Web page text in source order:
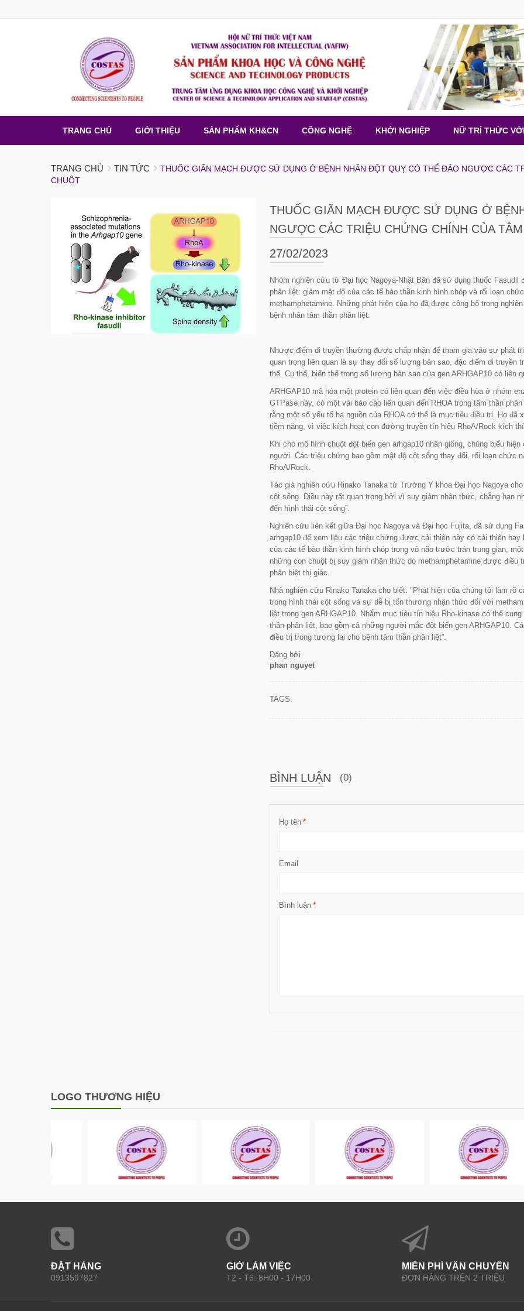
TRANG CHỦ GIỚI THIỆU SẢN PHẨM KH&CN CÔNG NGHỆ KHỞI NGHIỆP NỮ TRÍ THỨC
TRANG CHỦ TIN TỨC
THUỐC GIÃN MẠCH ĐƯỢC SỬ DỤNG Ở BỆNH NHÂN ĐỘT QUỴ CÓ THỂ ĐẢO NGƯỢC CÁC
CHUỘT
THUỐC GIÃN MẠCH ĐƯỢC SỬ DỤNG Ở
NGƯỢC CÁC TRIỆU CHỨNG CHÍNH CỦA
27/02/2023
Nhóm nghiên cứu từ Đại học Nagoya-Nhật Bản đã sử dụng thuốc
phân liệt: giảm mật độ của các tế bào thần kinh hình chóp và rối loạn
methamphetamine. Những phát hiện của họ đã được công bố trong
bệnh nhân tâm thần phân liệt.
Nhược điểm di truyền thường được chấp nhận để tham gia vào sự phát
quan trọng liên quan là sự thay đổi số lượng bản sao, đặc điểm di
thể. Cụ thể, biến thể trong số lượng bản sao của gen ARHGAP10 có liên
ARHGAP10 mã hóa một protein có liên quan đến việc điều hòa ở nhóm
GTPase này, có một vài báo cáo liên quan đến RHOA trong tâm thần
rằng một số yếu tố hạ nguồn của RHOA có thể là mục tiêu điều trị. Họ đã
tiềm năng, vì việc kích hoạt con đường truyền tín hiệu RhoA/Rock kích
Khi cho mô hình chuột đột biến gen arhgap10 nhân giống, chúng biểu
người. Các triệu chứng bao gồm mật độ cột sống thay đổi, rối loạn chức
RhoA/Rock.
Tác giả nghiên cứu Rinako Tanaka từ Trường Y khoa Đại học Nagoya
cột sống. Điều này rất quan trọng bởi vì suy giảm nhận thức, chẳng hạn
đến hình thái cột sống”.
Nghiên cứu liên kết giữa Đại học Nagoya và Đại học Fujita, đã sử dụng
arhgap10 để xem liệu các triệu chứng được cải thiện này có cải thiện
của các tế bào thần kinh hình chóp trong vỏ não trước trán trung gian,
những con chuột bị suy giảm nhận thức do methamphetamine được điều
phân biệt thị giác.
Nhà nghiên cứu Rinako Tanaka cho biết:"Phát hiện của chúng tôi làm rõ
trong hình thái cột sống và sự dễ bị tổn thương nhận thức đối với
liệt trong gen ARHGAP10. Nhắm mục tiêu tín hiệu Rho-kinase có thể
thần phân liệt, bao gồm cả những người mắc đột biến gen ARHGAP10.
điều trị trong tương lai cho bệnh tâm thần phân liệt”.
Đăng bởi
phan nguyet
TAGS:
BÌNH LUẬN (0)
*
Họ tên
Email
*
Bình luận
LOGO THƯƠNG HIỆU
ĐẶT HÀNG
0913597827
GIỜ LÀM VIỆC
T2 - T6: 8H00 - 17H00
MIỄN PHÍ VẬN CHUYỂN
ĐƠN HÀNG TRÊN 2 TRIỆU